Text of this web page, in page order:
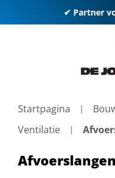
✔ Partner
Startpagina
Ventilatie